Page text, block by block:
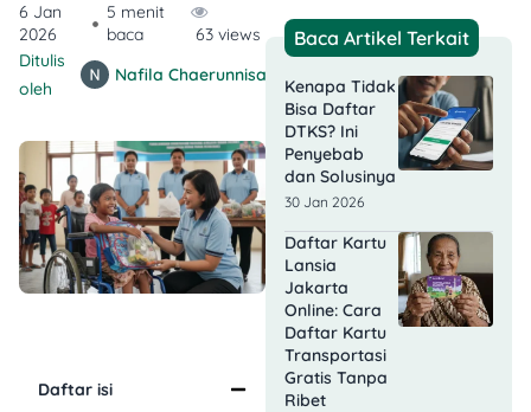
6 Jan
2026
5 menit
baca
63 views
Ditulis
oleh
Nafila Chaerunnisa
Daftar isi
Baca Artikel Terkait
Kenapa Tidak
Bisa Daftar
DTKS? Ini
Penyebab
dan Solusinya
30 Jan 2026
Daftar Kartu
Lansia
Jakarta
Online: Cara
Daftar Kartu
Transportasi
Gratis Tanpa
Ribet